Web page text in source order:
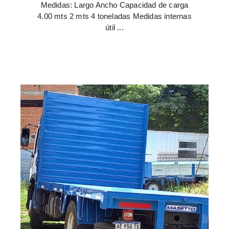
Medidas: Largo Ancho Capacidad de carga
4.00 mts 2 mts 4 toneladas Medidas internas
útil ...